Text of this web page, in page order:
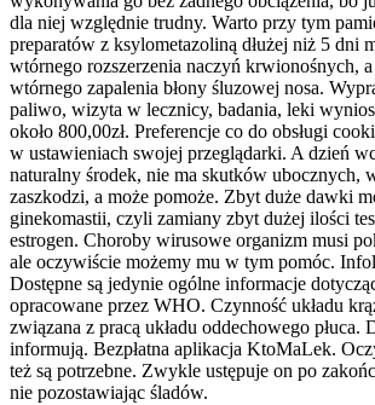
dla niej względnie trudny. Warto przy tym
preparatów z ksylometazoliną dłużej niż 5 dni
wtórnego rozszerzenia naczyń krwionośnych,
wtórnego zapalenia błony śluzowej nosa.
paliwo, wizyta w lecznicy, badania, leki
około 800,00zł. Preferencje co do obsługi
w ustawieniach swojej przeglądarki. A dzień
naturalny środek, nie ma skutków ubocznych,
zaszkodzi, a może pomoże. Zbyt duże dawki
ginekomastii, czyli zamiany zbyt dużej ilości
estrogen. Choroby wirusowe organizm musi
ale oczywiście możemy mu w tym pomóc.
Dostępne są jedynie ogólne informacje
opracowane przez WHO. Czynność układu
związana z pracą układu oddechowego płuca.
informują. Bezpłatna aplikacja KtoMaLek.
też są potrzebne. Zwykle ustępuje on po
nie pozostawiając śladów.